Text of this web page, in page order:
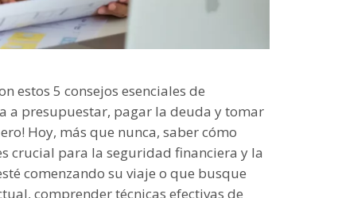
estos 5 consejos esenciales de
a presupuestar, pagar la deuda y tomar
Hoy, más que nunca, saber cómo
crucial para la seguridad financiera y la
comenzando su viaje o que busque
comprender técnicas efectivas de